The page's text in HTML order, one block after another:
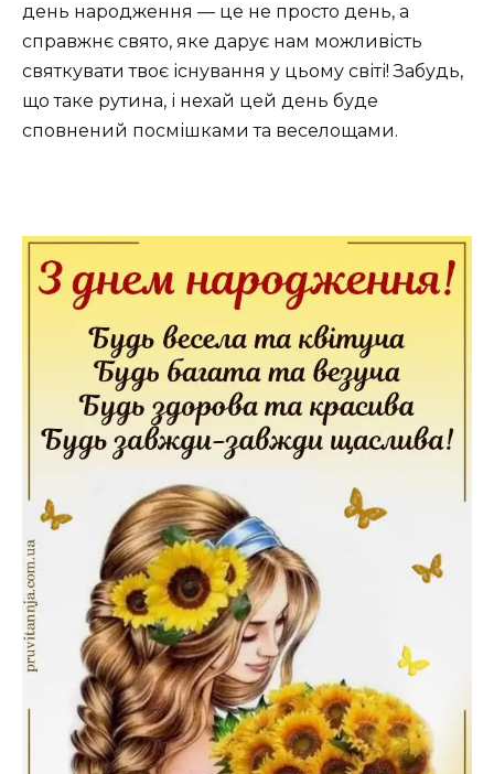
день народження — це не просто день, а
справжнє свято, яке дарує нам можливість
святкувати твоє існування у цьому світі! Забудь,
що таке рутина, і нехай цей день буде
сповнений посмішками та веселощами.